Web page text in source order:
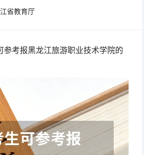
省教育厅
考报黑龙江旅游职业技术学院的